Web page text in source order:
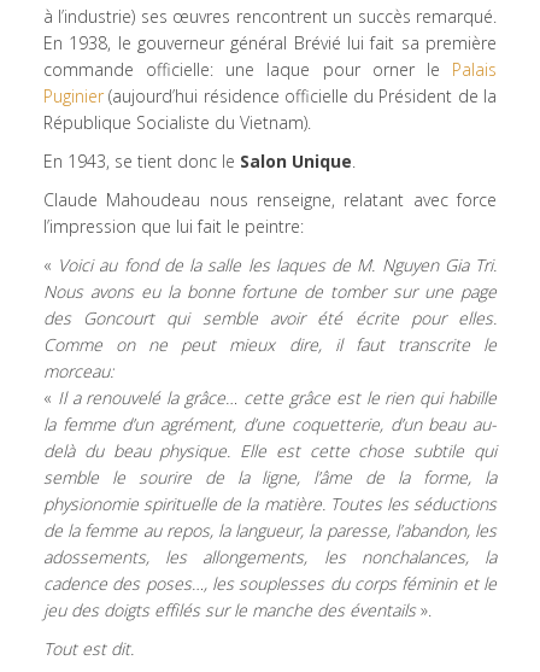
à l’industrie) ses œuvres rencontrent un succès remarqué.
En 1938, le gouverneur général Brévié lui fait sa première
commande officielle: une laque pour orner le Palais
Puginier(aujourd’hui résidence officielle du Président de la
République Socialiste du Vietnam).
En 1943, se tient donc le Salon Unique.
Claude Mahoudeau nous renseigne, relatant avec force
l’impression que lui fait le peintre:
« Voici au fond de la salle les laques de M. Nguyen Gia Tri.
Nous avons eu la bonne fortune de tomber sur une page
des Goncourt qui semble avoir été écrite pour elles.
Comme on ne peut mieux dire, il faut transcrite le
morceau:
« Il a renouvelé la grâce… cette grâce est le rien qui habille
la femme d’un agrément, d’une coquetterie, d’un beau au-
delà du beau physique. Elle est cette chose subtile qui
semble le sourire de la ligne, l’âme de la forme, la
physionomie spirituelle de la matière. Toutes les séductions
de la femme au repos, la langueur, la paresse, l’abandon, les
adossements, les allongements, les nonchalances, la
cadence des poses…, les souplesses du corps féminin et le
jeu des doigts effilés sur le manche des éventails ».
Tout est dit.